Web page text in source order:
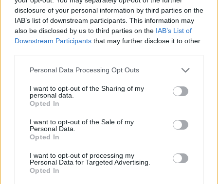
disclosure of your personal information by third parties on the
IAB’s list of downstream participants. This information may
also be disclosed by us to third parties on the IAB’s List of
Downstream Participants that may further disclose it to other
Personal Data Processing Opt Outs
I want to opt-out of the Sharing of my
personal data.
Opted In
I want to opt-out of the Sale of my
Personal Data.
Opted In
I want to opt-out of processing my
Personal Data for Targeted Advertising.
Opted In
mobilizohemi sa herë të
na kërkohet
barabartë dhe shteti t’u
shërbejë qytetarëve
Kolumbia shpall
emergjencë kombëtare
pas tërmetit shkatërrues,
mbi 100 viktima dhe
dhjetëra ndërtesa të
rrënuara
Trump pritet të firmosë
urdhrin ekzekutiv për
rekomanduara për fëmijët